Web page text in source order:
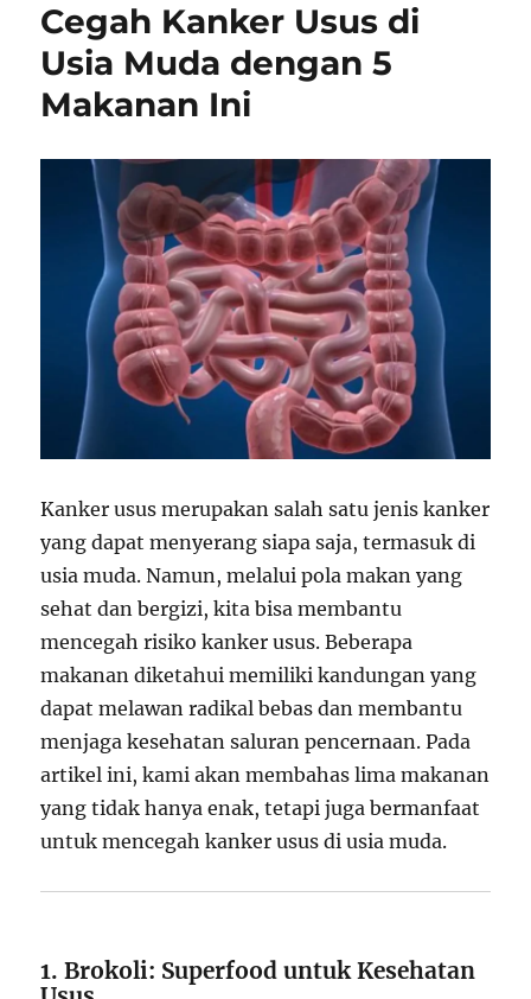
Cegah Kanker Usus di
Usia Muda dengan 5
Makanan Ini
Kanker usus merupakan salah satu jenis kanker
yang dapat menyerang siapa saja, termasuk di
usia muda. Namun, melalui pola makan yang
sehat dan bergizi, kita bisa membantu
mencegah risiko kanker usus. Beberapa
makanan diketahui memiliki kandungan yang
dapat melawan radikal bebas dan membantu
menjaga kesehatan saluran pencernaan. Pada
artikel ini, kami akan membahas lima makanan
yang tidak hanya enak, tetapi juga bermanfaat
untuk mencegah kanker usus di usia muda.
1. Brokoli: Superfood untuk Kesehatan